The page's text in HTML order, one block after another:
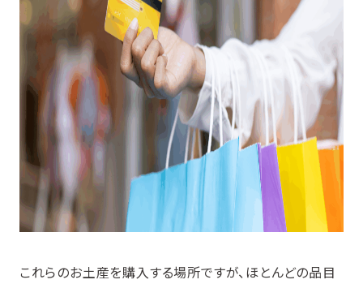
これらのお土産を購入する場所ですが、ほとんどの品目